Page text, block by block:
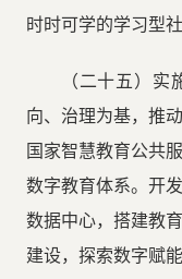
时时可学的学习型社
（二十五）
向、治理为基，推
国家智慧教育公共
数字教育体系。开
数据中心，搭建教
建设，探索数字赋